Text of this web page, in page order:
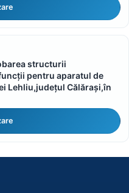
structurii
pentru aparatul de
Lehliu,județul Călărași,în